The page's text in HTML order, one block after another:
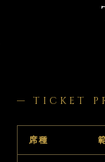
— TICKET
席種